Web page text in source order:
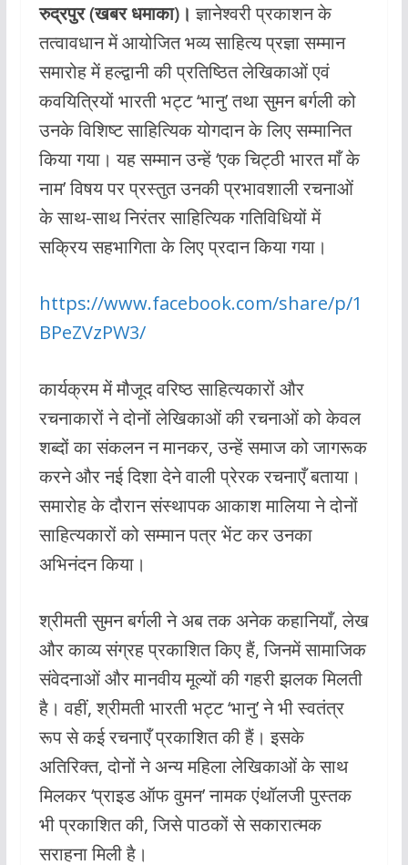
e
b
o
o
k
at
s
A
p
p
itt
er
ai
l
रुद्रपुर (खबर धमाका)। ज्ञानेश्वरी प्रकाशन के
तत्वावधान में आयोजित भव्य साहित्य प्रज्ञा सम्मान
समारोह में हल्द्वानी की प्रतिष्ठित लेखिकाओं एवं
कवयित्रियों भारती भट्ट ‘भानु’ तथा सुमन बर्गली को
उनके विशिष्ट साहित्यिक योगदान के लिए सम्मानित
किया गया। यह सम्मान उन्हें ‘एक चिट्ठी भारत माँ के
नाम’ विषय पर प्रस्तुत उनकी प्रभावशाली रचनाओं
के साथ-साथ निरंतर साहित्यिक गतिविधियों में
सक्रिय सहभागिता के लिए प्रदान किया गया।
https://www.facebook.com/share/p/1
BPeZVzPW3/
कार्यक्रम में मौजूद वरिष्ठ साहित्यकारों और
रचनाकारों ने दोनों लेखिकाओं की रचनाओं को केवल
शब्दों का संकलन न मानकर, उन्हें समाज को जागरूक
करने और नई दिशा देने वाली प्रेरक रचनाएँ बताया।
समारोह के दौरान संस्थापक आकाश मालिया ने दोनों
साहित्यकारों को सम्मान पत्र भेंट कर उनका
अभिनंदन किया।
श्रीमती सुमन बर्गली ने अब तक अनेक कहानियाँ, लेख
और काव्य संग्रह प्रकाशित किए हैं, जिनमें सामाजिक
संवेदनाओं और मानवीय मूल्यों की गहरी झलक मिलती
है। वहीं, श्रीमती भारती भट्ट ‘भानु’ ने भी स्वतंत्र
रूप से कई रचनाएँ प्रकाशित की हैं। इसके
अतिरिक्त, दोनों ने अन्य महिला लेखिकाओं के साथ
मिलकर ‘प्राइड ऑफ वुमन’ नामक एंथॉलजी पुस्तक
भी प्रकाशित की, जिसे पाठकों से सकारात्मक
सराहना मिली है।